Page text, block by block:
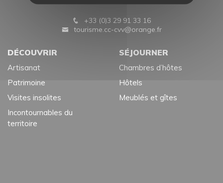
+33 (0)3 29 91 33 16
tourisme.cc-cvv@orange.fr
DÉCOUVRIR
Artisanat
Patrimoine
Visites insolites
Incontournables du
territoire
SÉJOURNER
Chambres d’hôtes
Hôtels
Meublés et gîtes